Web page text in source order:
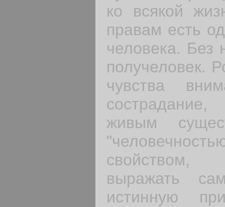
ко всякой
правам есть
чело­века. Без
получеловек.
чувства
живым
выражать
истинную